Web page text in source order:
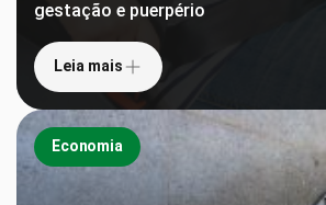
gestação e puerpério
Leia mais
Economia